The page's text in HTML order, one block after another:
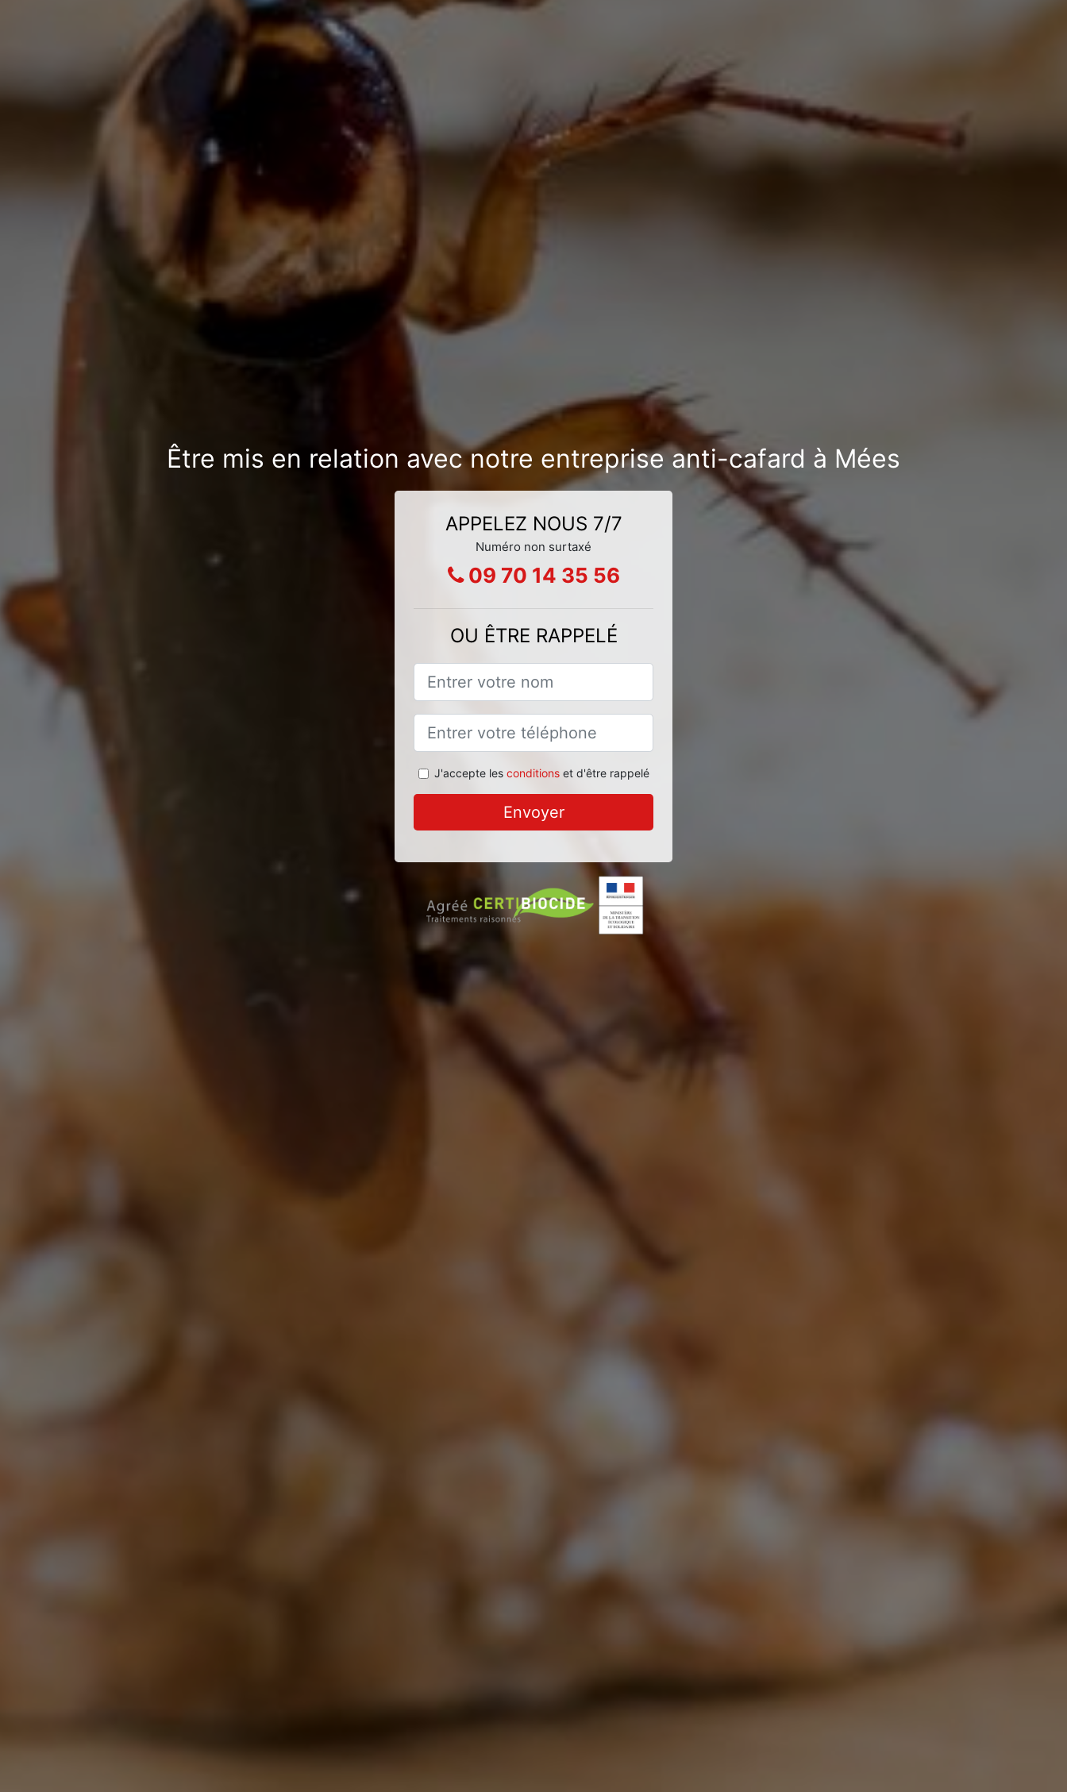
Être mis en relation avec notre entreprise anti-cafard à Mées
APPELEZ NOUS 7/7
Numéro non surtaxé
09 70 14 35 56
OU ÊTRE RAPPELÉ
J'accepte les conditionset d'être rappelé
Envoyer